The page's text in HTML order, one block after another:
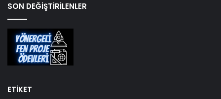
SON DEĞİŞTİRİLENLER
ETİKET